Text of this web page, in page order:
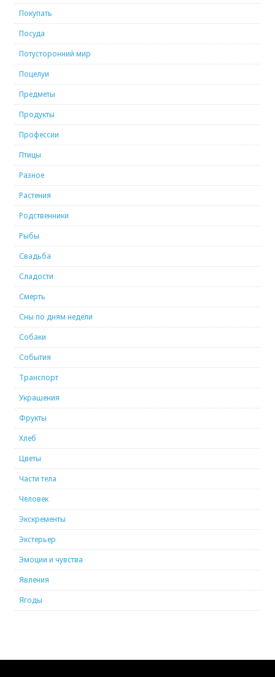
Покупать
Посуда
Потусторонний мир
Поцелуи
Предметы
Продукты
Профессии
Птицы
Разное
Растения
Родственники
Рыбы
Свадьба
Сладости
Смерть
Сны по дням недели
Собаки
События
Транспорт
Украшения
Фрукты
Хлеб
Цветы
Части тела
Человек
Экскременты
Экстерьер
Эмоции и чувства
Явления
Ягоды